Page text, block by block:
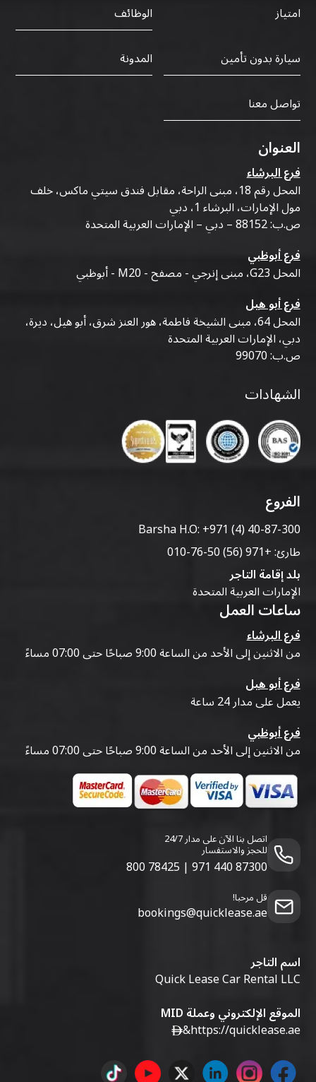
امتياز
الوظائف
سيارة بدون تأمين
المدونة
تواصل معنا
العنوان
فرع البرشاء
المحل رقم 18، مبنى الراحة، مقابل فندق سيتي ماكس، خلف
مول الإمارات، البرشاء 1، دبي
ص.ب: 88152 – دبي – الإمارات العربية المتحدة
فرع أبوظبي
المحل G23، مبنى إنرجي - مصفح - M20 - أبوظبي
فرع أبو هيل
المحل 64، مبنى الشيخة فاطمة، هور العنز شرق، أبو هيل، ديرة،
دبي، الإمارات العربية المتحدة
ص.ب: 99070
الشهادات
الفروع
Barsha H.O:+971 (4) 40-87-300
طارئ:+971 (56) 50-76-010
بلد إقامة التاجر
الإمارات العربية المتحدة
ساعات العمل
فرع البرشاء
من الاثنين إلى الأحد من الساعة 9:00 صباحًا حتى 07:00 مساءً
فرع أبو هيل
يعمل على مدار 24 ساعة
فرع أبوظبي
من الاثنين إلى الأحد من الساعة 9:00 صباحًا حتى 07:00 مساءً
اتصل بنا الآن على مدار 24/7
للحجز والاستفسار
800 78425 | 971 440 87300
قل مرحبا!
bookings@quicklease.ae
اسم التاجر
Quick Lease Car Rental LLC
الموقع الإلكتروني وعملة MID
https://quicklease.ae
&